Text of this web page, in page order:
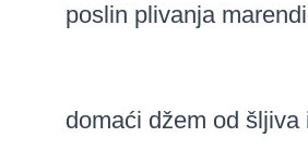
poslin plivanja
domaći džem od šljiva